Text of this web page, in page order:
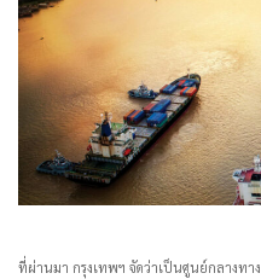
ที่ผ่านมา กรุงเทพฯ จัดว่าเป็นศูนย์กลางทา